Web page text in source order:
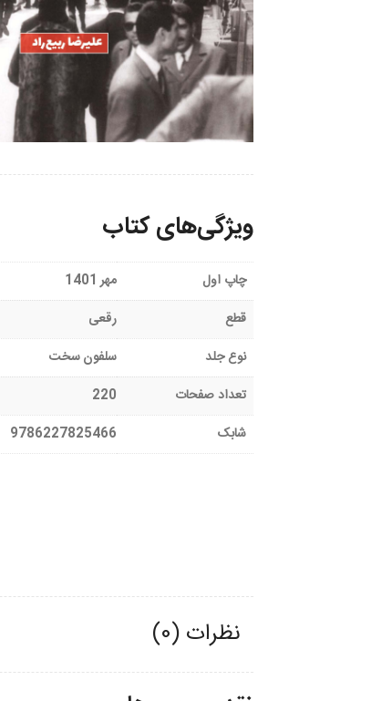
ویژگی‌های کتاب
چاپ اول
مهر 1401
قطع
رقعی
نوع جلد
سلفون سخت
تعداد صفحات
220
شابک
9786227825466
نظرات (0)